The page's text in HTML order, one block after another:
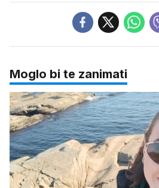
Moglo bi te zanimati